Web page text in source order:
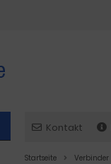
Kontakt
Startseite Verbinder